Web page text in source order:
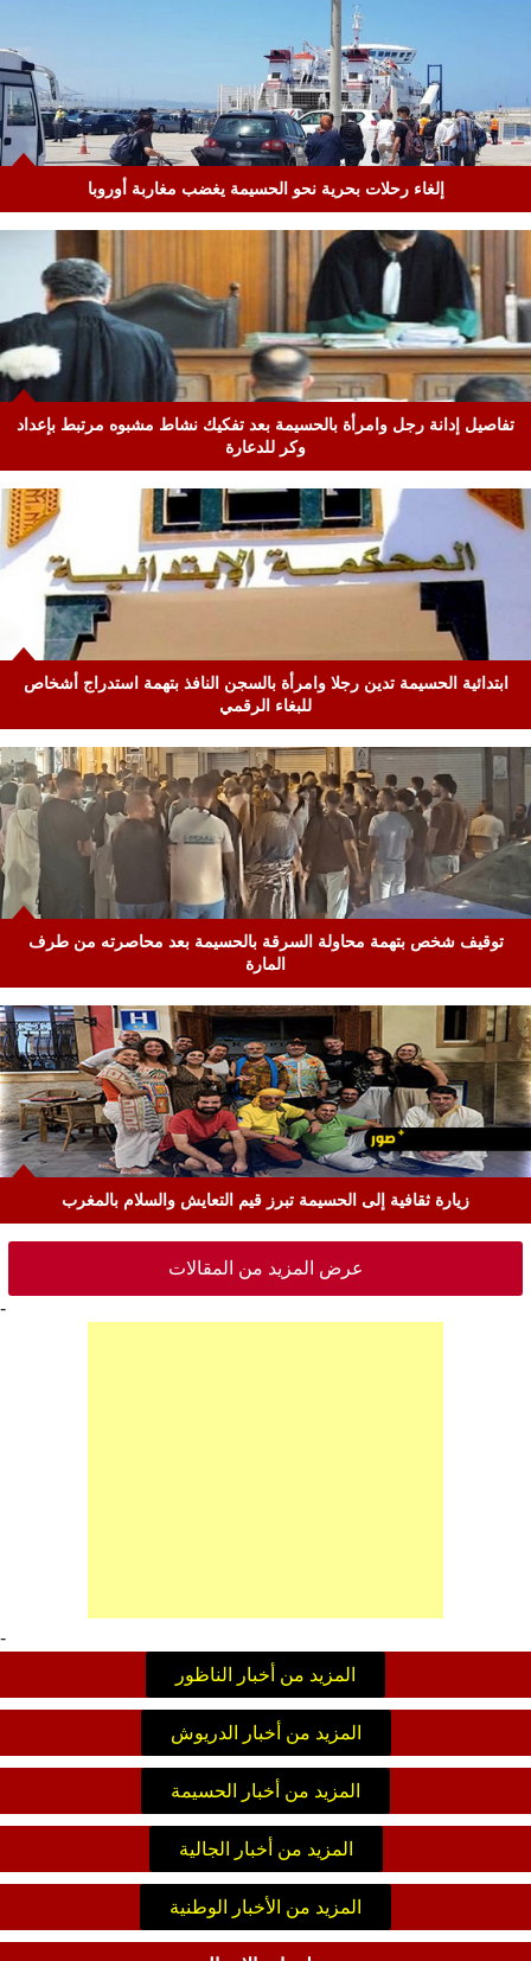
إلغاء رحلات بحرية نحو الحسيمة يغضب مغاربة أوروبا
تفاصيل إدانة رجل وامرأة بالحسيمة بعد تفكيك نشاط مشبوه مرتبط بإعداد
وكر للدعارة
ابتدائية الحسيمة تدين رجلا وامرأة بالسجن النافذ بتهمة استدراج أشخاص
للبغاء الرقمي
توقيف شخص بتهمة محاولة السرقة بالحسيمة بعد محاصرته من طرف
المارة
زيارة ثقافية إلى الحسيمة تبرز قيم التعايش والسلام بالمغرب
عرض المزيد من المقالات
-
-
المزيد من أخبار الناظور
المزيد من أخبار الدريوش
المزيد من أخبار الحسيمة
المزيد من أخبار الجالية
المزيد من الأخبار الوطنية